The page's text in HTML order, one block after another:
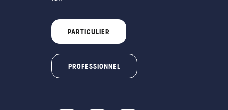
PARTICULIER
PROFESSIONNEL